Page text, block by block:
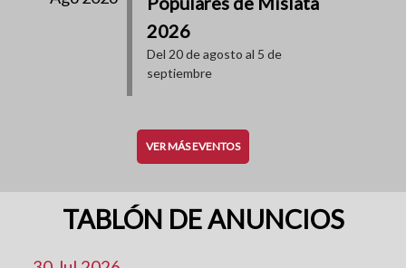
2026
Del 20 de agosto al 5 de
septiembre
VER MÁS EVENTOS
TABLÓN DE ANUNCIOS